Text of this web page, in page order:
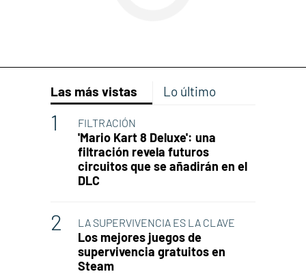
Las más vistas Lo último
FILTRACIÓN
'Mario Kart 8 Deluxe': una
filtración revela futuros
circuitos que se añadirán en el
DLC
LA SUPERVIVENCIA ES LA CLAVE
Los mejores juegos de
supervivencia gratuitos en
Steam